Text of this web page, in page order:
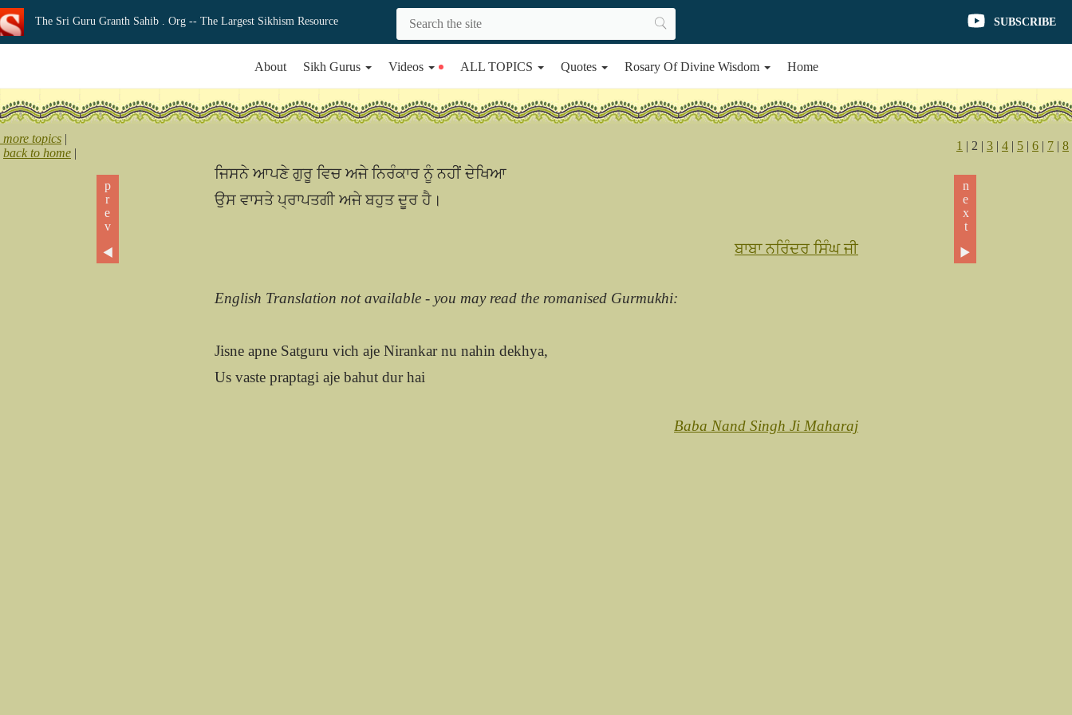
The Sri Guru Granth Sahib . Org -- The Largest Sikhism Resource SUBSCRIBE
About Sikh Gurus Videos ALL TOPICS Quotes Rosary Of Divine Wisdom Home
more topics |
back to home |
1 | 2 | 3 | 4 | 5 | 6 | 7 | 8
prev ◀
ਜਿਸਨੇ ਆਪਣੇ ਗੁਰੂ ਵਿਚ ਅਜੇ ਨਿਰੰਕਾਰ ਨੂੰ ਨਹੀਂ ਦੇਖਿਆ
ਉਸ ਵਾਸਤੇ ਪ੍ਰਾਪਤਗੀ ਅਜੇ ਬਹੁਤ ਦੂਰ ਹੈ।
ਬਾਬਾ ਨਰਿੰਦਰ ਸਿੰਘ ਜੀ
English Translation not available - you may read the romanised Gurmukhi:
Jisne apne Satguru vich aje Nirankar nu nahin dekhya,
Us vaste praptagi aje bahut dur hai
Baba Nand Singh Ji Maharaj
next ▶